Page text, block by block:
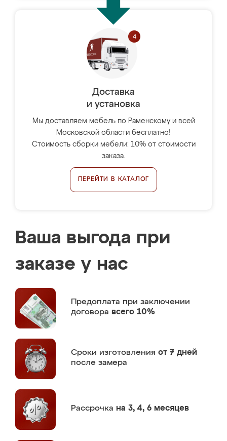
Доставка
и установка
Мы доставляем мебель по Раменскому и всей
Московской области бесплатно!
Стоимость сборки мебели: 10% от стоимости
заказа.
ПЕРЕЙТИ В КАТАЛОГ
Ваша выгода при
заказе у нас
Предоплата при заключении
договора всего 10%
Сроки изготовления от 7 дней
после замера
Рассрочка на 3, 4, 6 месяцев